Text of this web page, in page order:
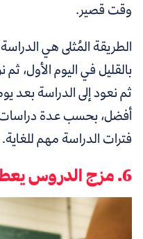
وقت قصير.
الطريقة المُثلى هي
بالقليل في اليوم الأول، ثم
ثم نعود إلى الدراسة بعد
أفضل، بحسب عدة دراسات
فترات الدراسة مهم للغاية.
6. مزج الدروس يعطي نتائج أفضل